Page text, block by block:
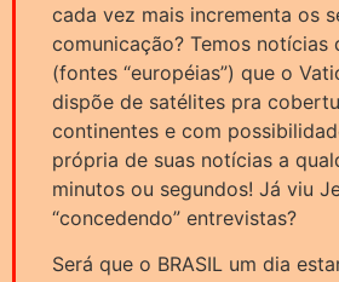
cada vez mais incrementa os
comunicação? Temos notícias
(fontes “européias”) que o
dispõe de satélites pra
continentes e com
própria de suas notícias a
minutos ou segundos! Já viu
“concedendo” entrevistas?
Será que o BRASIL um dia